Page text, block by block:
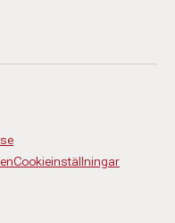
Cookieinställningar